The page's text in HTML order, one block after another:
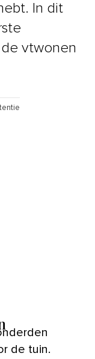
In dit
vtwonen
de tuin.